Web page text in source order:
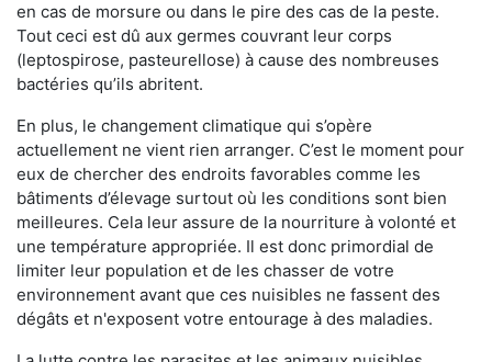
en cas de morsure ou dans le pire des cas de la peste.
Tout ceci est dû aux germes couvrant leur corps
(leptospirose, pasteurellose) à cause des nombreuses
bactéries qu’ils abritent.
En plus, le changement climatique qui s’opère
actuellement ne vient rien arranger. C’est le moment pour
eux de chercher des endroits favorables comme les
bâtiments d’élevage surtout où les conditions sont bien
meilleures. Cela leur assure de la nourriture à volonté et
une température appropriée. Il est donc primordial de
limiter leur population et de les chasser de votre
environnement avant que ces nuisibles ne fassent des
dégâts et n'exposent votre entourage à des maladies.